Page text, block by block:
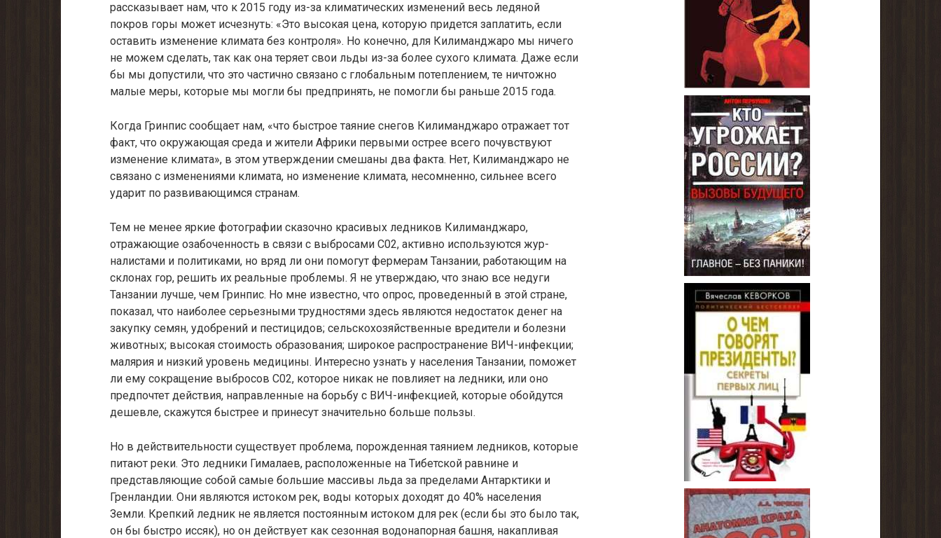
рассказывает нам, что к 2015 году из-за климатических изменений весь ледяной
покров горы может исчезнуть: «Это высокая цена, которую придется заплатить, если
оставить изменение климата без контроля». Но конеч­но, для Килиманджаро мы ничего
не можем сделать, так как она теряет свои льды из-за более сухого клима­та. Даже если
бы мы допустили, что это частично свя­зано с глобальным потеплением, те ничтожно
малые меры, которые мы могли бы предпринять, не помогли бы раньше 2015 года.
Когда Гринпис сообщает нам, «что быстрое таяние снегов Килиманджаро отражает тот
факт, что окру­жающая среда и жители Африки первыми острее всего почувствуют
изменение климата», в этом утверждении смешаны два факта. Нет, Килиманджаро не
связа­но с изменениями климата, но изменение климата, несомненно, сильнее всего
ударит по развивающимся странам.
Тем не менее яркие фотографии сказочно красивых ледников Килиманджаро,
отражающие озабоченность в связи с выбросами С02, активно используются жур­
налистами и политиками, но вряд ли они помогут фер­мерам Танзании, работающим на
склонах гор, решить их реальные проблемы. Я не утверждаю, что знаю все недуги
Танзании лучше, чем Гринпис. Но мне известно, что опрос, проведенный в этой стране,
по­казал, что наиболее серьезными трудностями здесь являются недостаток денег на
закупку семян, удобре­ний и пестицидов; сельскохозяйственные вредители и болезни
животных; высокая стоимость образования; широкое распространение ВИЧ-инфекции;
малярия и низкий уровень медицины. Интересно узнать у насе­ления Танзании, поможет
ли ему сокращение выбросов С02, которое никак не повлияет на ледники, или оно
предпочтет действия, направленные на борьбу с ВИЧ-инфекцией, которые обойдутся
дешевле, скажутся быстрее и принесут значительно больше пользы.
Но в действительности существует проблема, по­рожденная таянием ледников, которые
питают реки. Это ледники Гималаев, расположенные на Тибетской равнине и
представляющие собой самые большие массивы льда за пределами Антарктики и
Гренлан­дии. Они являются истоком рек, воды которых до­ходят до 40% населения
Земли. Крепкий ледник не является постоянным истоком для рек (если бы это было так,
он бы быстро иссяк), но он действует как сезонная водонапорная башня, накапливая